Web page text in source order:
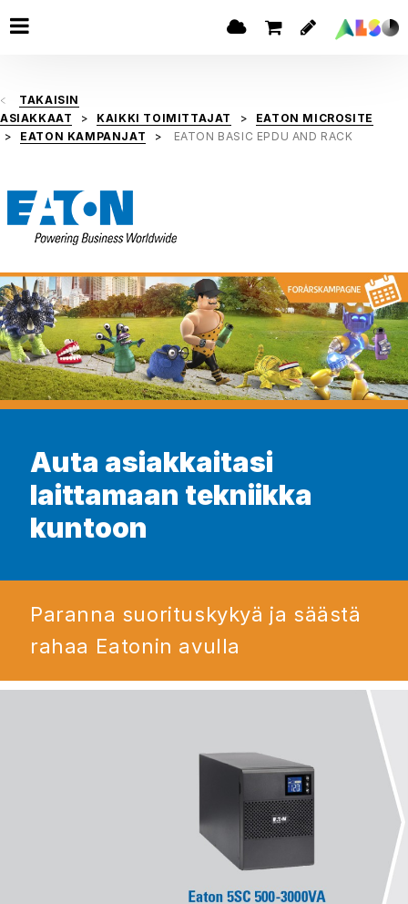
TAKAISIN
ASIAKKAAT
KAIKKI TOIMITTAJAT
EATON MICROSITE
EATON KAMPANJAT
EATON BASIC EPDU AND RACK
Auta asiakkaitasi
laittamaan tekniikka
kuntoon
Paranna suorituskykyä ja säästä
rahaa Eatonin avulla